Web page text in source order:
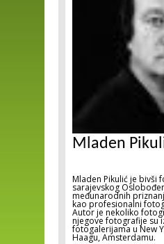
Mladen
Mladen Pikulić je bivši
sarajevskog
međunarodnih
kao profesionalni
Autor je nekoliko
njegove fotografije su
fotogalerijama u New
Haagu, Amsterdamu.